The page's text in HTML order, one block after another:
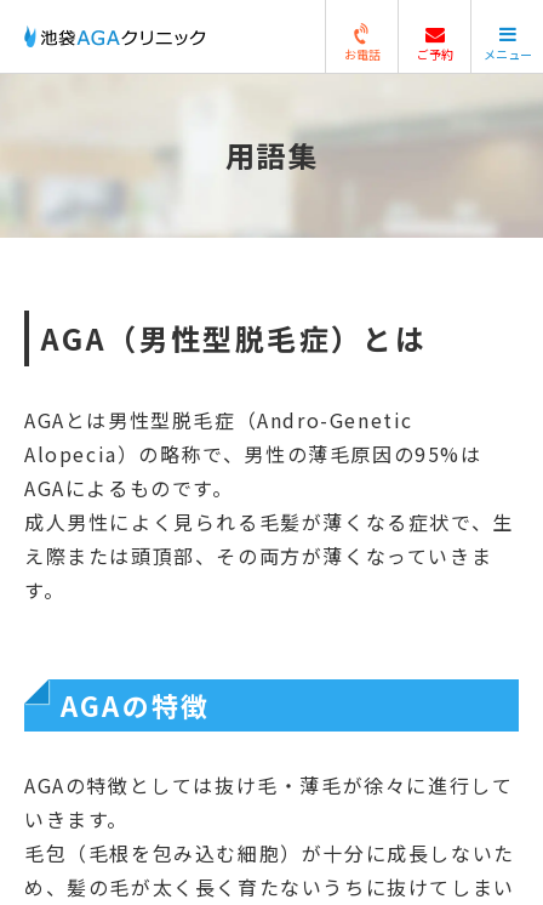
お電話 ご予約 メニュー
閉じる
用語集
AGA（男性型脱毛症）とは
AGAとは男性型脱毛症（Andro-Genetic
Alopecia）の略称で、男性の薄毛原因の95%は
AGAによるものです。
成人男性によく見られる毛髪が薄くなる症状で、生
え際または頭頂部、その両方が薄くなっていきま
す。
AGAの特徴
AGAの特徴としては抜け毛・薄毛が徐々に進行して
いきます。
毛包（毛根を包み込む細胞）が十分に成長しないた
め、髪の毛が太く長く育たないうちに抜けてしまい